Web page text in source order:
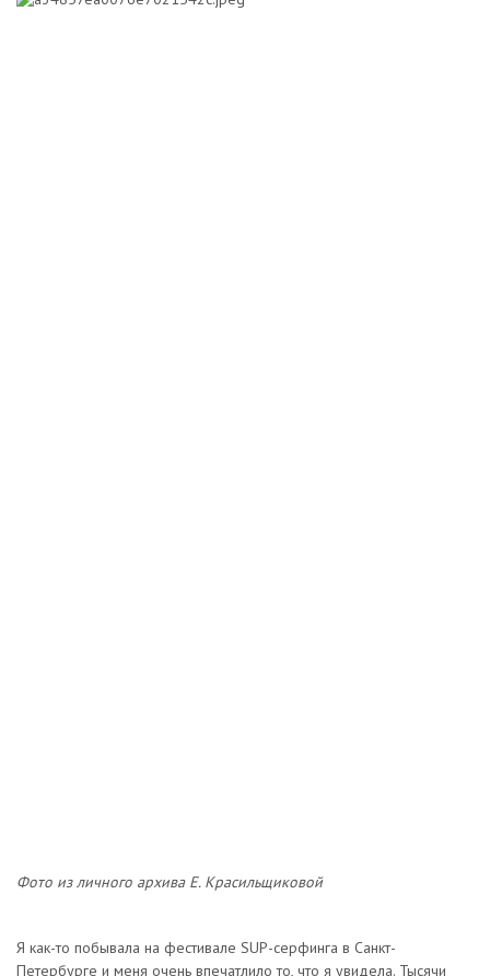
Фото из личного архива Е. Красильщиковой
Я как-то побывала на фестивале SUP-серфинга в Санкт-
Петербурге и меня очень впечатлило то, что я увидела. Тысячи